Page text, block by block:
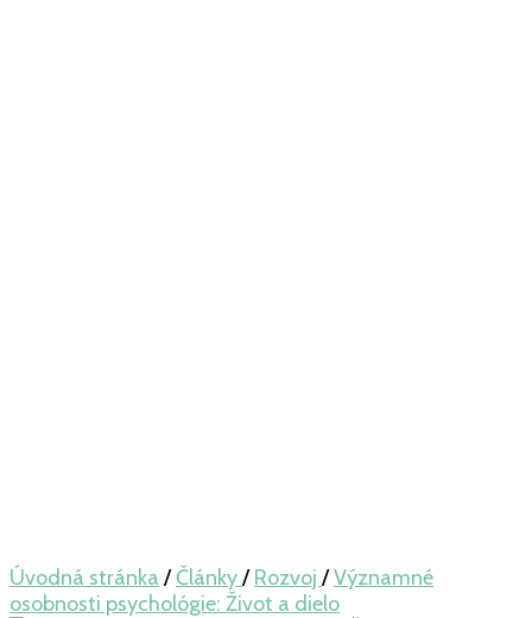
Úvodná stránka /Články/ Rozvoj /Významné
osobnosti psychológie: Život a dielo